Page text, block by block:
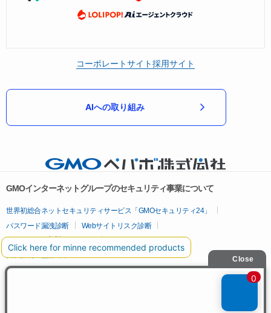
コーポレートサイト採用サイト
AIへの取り組み
GMOインターネットグループのセキュリティ事業について
世界初総合ネットセキュリティサービス「GMOセキュリティ24」
パスワード漏洩診断
Webサイトリスク診断
セキュリティ相談AIチャットボット
実在証明・盗聴対策
サイバー攻撃対策（GMOサイバーセキュリティ byイエラエ）